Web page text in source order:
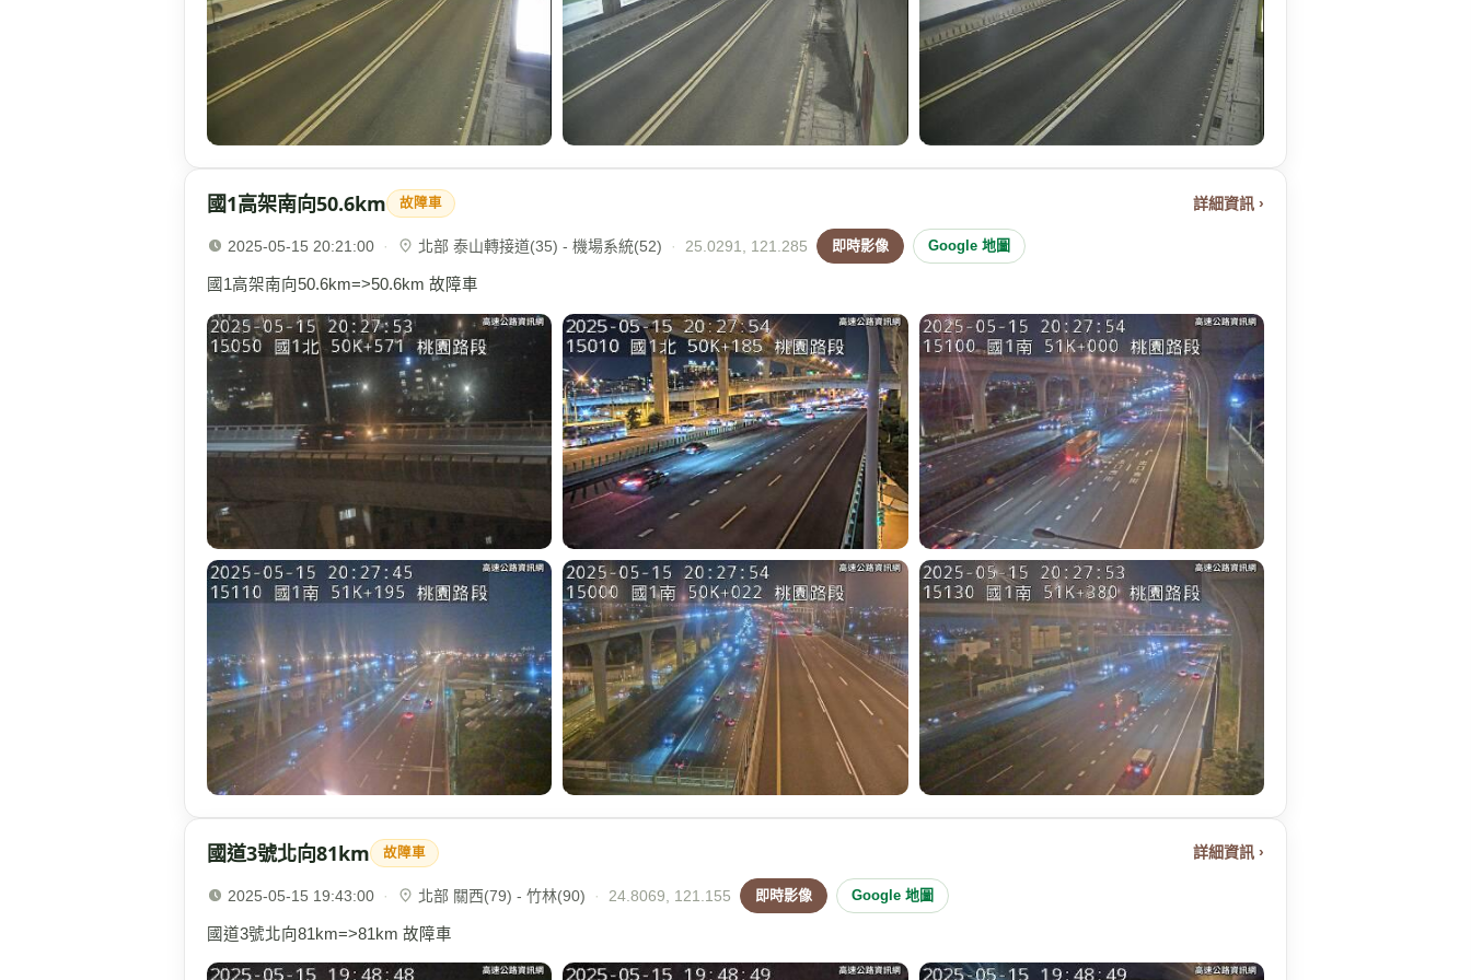
國1高架南向50.6km 故障車 詳細資訊 ›
2025-05-15 20:21:00 · 北部 泰山轉接道(35) - 機場系統(52) · 25.0291, 121.285 即時影像 Google 地圖
國1高架南向50.6km=>50.6km 故障車
國道3號北向81km 故障車 詳細資訊 ›
2025-05-15 19:43:00 · 北部 關西(79) - 竹林(90) · 24.8069, 121.155 即時影像 Google 地圖
國道3號北向81km=>81km 故障車